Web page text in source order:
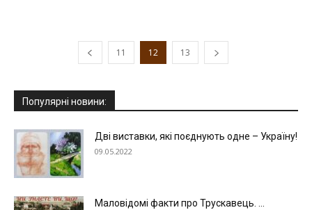
11 12 13
Популярні новини:
Дві виставки, які поєднують одне – Україну!
09.05.2022
Маловідомі факти про Трускавець. ...